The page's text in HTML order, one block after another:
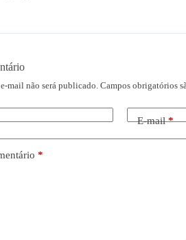
mail não será publicado. Campos obrigatórios
E-mail*
*